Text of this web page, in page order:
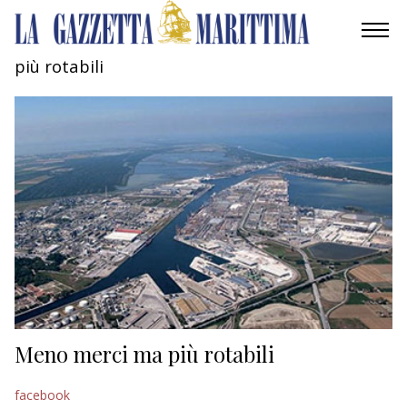
AMBIENTE
INDUSTRIA
RICERCA
ECONOMIA
TURISMO
CULTURA
NAUTICA
più rotabili
Meno merci ma più rotabili
facebook